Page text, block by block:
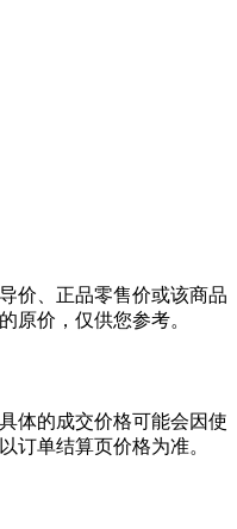
价、正品零售价或该商品
原价，仅供您参考。
体的成交价格可能会因使
订单结算页价格为准。